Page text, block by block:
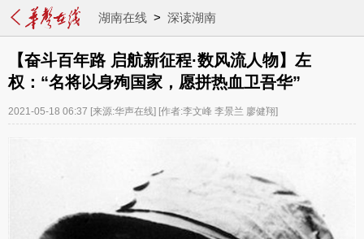
湖南在线> 深读湖南
【奋斗百年路 启航新征程·数风流人物】左
权：“名将以身殉国家，愿拼热血卫吾华”
2021-05-18 06:37 [来源:华声在线] [作者:李文峰 李景兰 廖健翔]